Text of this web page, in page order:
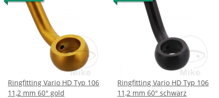
Ringfitting Vario HD Typ 106
11,2 mm 60° gold
Ringfitting Vario HD Typ 106
11,2 mm 60° schwarz